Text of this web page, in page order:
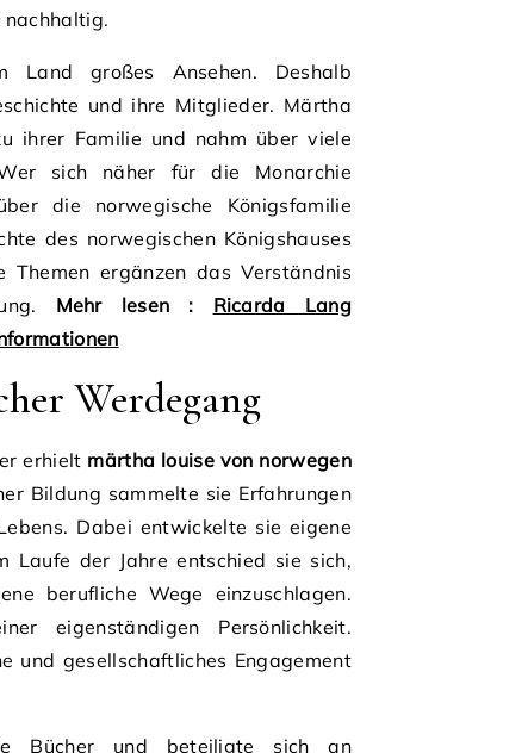
nachhaltig.
Land großes Ansehen. Deshalb
und ihre Mitglieder. Märtha
ihrer Familie und nahm über viele
sich näher für die Monarchie
die norwegische Königsfamilie
des norwegischen Königshauses
Themen ergänzen das Verständnis
Mehr lesen : Ricarda Lang
Werdegang
erhielt märtha louise von norwegen
Bildung sammelte sie Erfahrungen
Dabei entwickelte sie eigene
Laufe der Jahre entschied sie sich,
berufliche Wege einzuschlagen.
eigenständigen Persönlichkeit.
und gesellschaftliches Engagement
Bücher und beteiligte sich an